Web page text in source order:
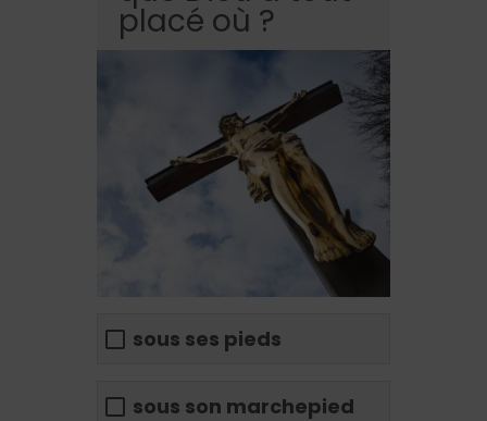
placé où ?
sous ses pieds
sous son marchepied